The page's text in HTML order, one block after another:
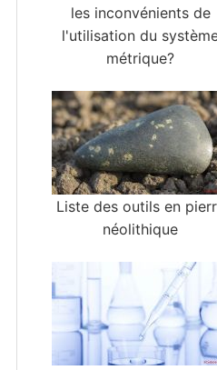
les inconvénients de
l'utilisation du
métrique?
Liste des outils en
néolithique